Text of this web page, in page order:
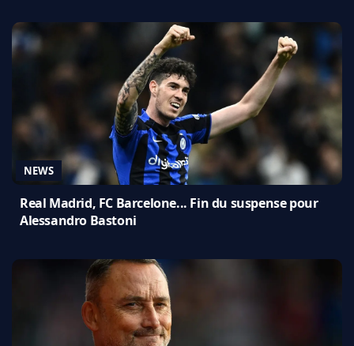
NEWS
Real Madrid, FC Barcelone... Fin du suspense pour
Alessandro Bastoni